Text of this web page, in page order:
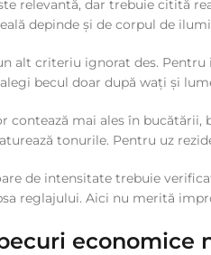
relevantă, dar trebuie citită
depinde și de corpul de
alt criteriu ignorat des.
becul doar după wați și
contează mai ales în
tonurile. Pentru uz
de intensitate trebuie
reglajului. Aici nu merită
economice